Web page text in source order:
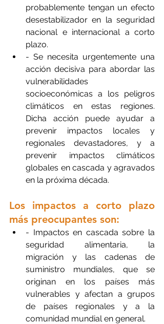
probablemente tengan un efecto
desestabilizador en la seguridad
nacional e internacional a corto
plazo.
- Se necesita urgentemente una
acción decisiva para abordar las
vulnerabilidades
socioeconómicas a los peligros
climáticos en estas regiones.
Dicha acción puede ayudar a
prevenir impactos locales y
regionales devastadores, y a
prevenir impactos climáticos
globales en cascada y agravados
en la próxima década.
Los impactos a corto plazo
más preocupantes son:
- Impactos en cascada sobre la
seguridad alimentaria, la
migración y las cadenas de
suministro mundiales, que se
originan en los países más
vulnerables y afectan a grupos
de países regionales y a la
comunidad mundial en general.